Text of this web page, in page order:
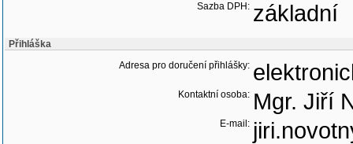
Sazba DPH: základní
Přihláška
Adresa pro doručení přihlášky:
Kontaktní osoba: Mgr. Jiří
E-mail: